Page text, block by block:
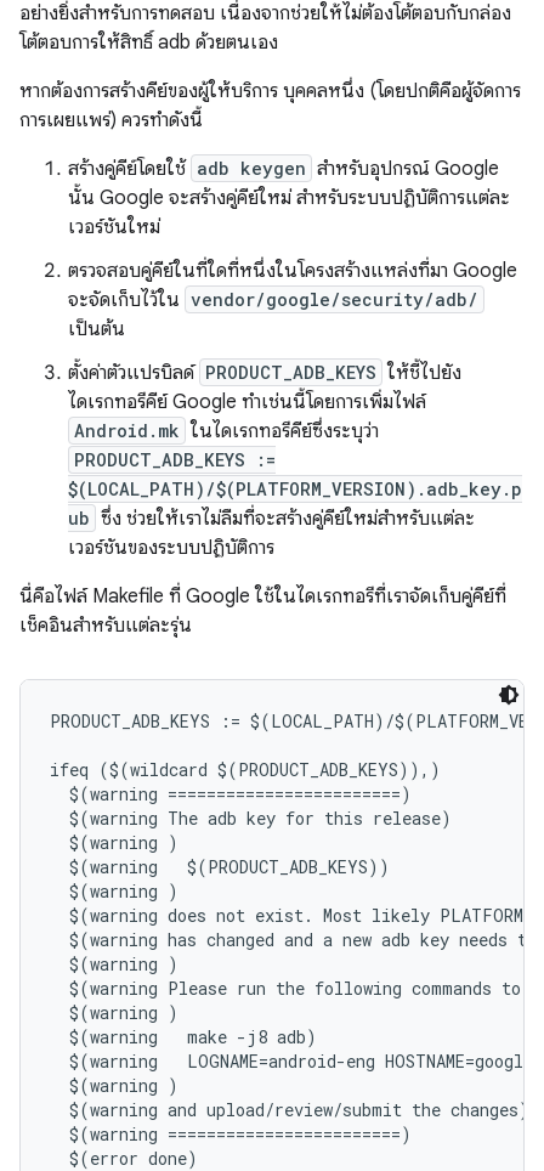
อย่างยิ่งสําหรับการทดสอบ เนื่องจากช่วยให้ไม่ต้องโต้ตอบกับกล่อง
โต้ตอบการให้สิทธิ์ adb ด้วยตนเอง
หากต้องการสร้างคีย์ของผู้ให้บริการ บุคคลหนึ่ง (โดยปกติคือผู้จัดการ
การเผยแพร่) ควรทำดังนี้
สร้างคู่คีย์โดยใช้ adb keygen สำหรับอุปกรณ์ Google
นั้น Google จะสร้างคู่คีย์ใหม่ สำหรับระบบปฏิบัติการแต่ละ
เวอร์ชันใหม่
ตรวจสอบคู่คีย์ในที่ใดที่หนึ่งในโครงสร้างแหล่งที่มา Google
จะจัดเก็บไว้ใน vendor/google/security/adb/
เป็นต้น
ตั้งค่าตัวแปรบิลด์ PRODUCT_ADB_KEYS ให้ชี้ไปยัง
ไดเรกทอรีคีย์ Google ทำเช่นนี้โดยการเพิ่มไฟล์
Android.mk ในไดเรกทอรีคีย์ซึ่งระบุว่า
PRODUCT_ADB_KEYS :=
$(LOCAL_PATH)/$(PLATFORM_VERSION).adb_key.p
ub ซึ่ง ช่วยให้เราไม่ลืมที่จะสร้างคู่คีย์ใหม่สำหรับแต่ละ
เวอร์ชันของระบบปฏิบัติการ
นี่คือไฟล์ Makefile ที่ Google ใช้ในไดเรกทอรีที่เราจัดเก็บคู่คีย์ที่
เช็คอินสำหรับแต่ละรุ่น
PRODUCT_ADB_KEYS := $(LOCAL_PATH)/
ifeq ($(wildcard $(PRODUCT_ADB_KEYS)),)
  $(warning ========================)
  $(warning The adb key for this release)
  $(warning )
  $(warning   $(PRODUCT_ADB_KEYS))
  $(warning )
$(warning does not exist. Most likely
$(warning has changed and a new adb key needs
  $(warning )
$(warning Please run the following commands to
  $(warning )
  $(warning   make -j8 adb)
$(warning   LOGNAME=android-eng
  $(warning )
  $(warning and upload/review/submit the changes)
  $(warning ========================)
  $(error done)